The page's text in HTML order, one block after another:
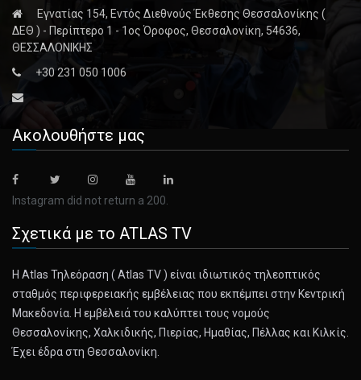
Εγνατίας 154, Εντός Διεθνούς Έκθεσης Θεσσαλονίκης (
ΔΕΘ ) - Περίπτερο 1 - 1ος Όροφος, Θεσσαλονίκη, 54636,
ΘΕΣΣΑΛΟΝΙΚΗΣ
+30 231 050 1006
Ακολουθήστε μας
Instagram did not return a 200.
Σχετικά με το ATLAS TV
Η Atlas Τηλεόραση ( Atlas TV ) είναι ιδιωτικός τηλεοπτικός
σταθμός περιφερειακής εμβέλειας που εκπέμπει στην Κεντρική
Μακεδονία. Η εμβέλειά του καλύπτει τους νομούς
Θεσσαλονίκης, Χαλκιδικής, Πιερίας, Ημαθίας, Πέλλας και Κιλκίς.
Έχει έδρα στη Θεσσαλονίκη.